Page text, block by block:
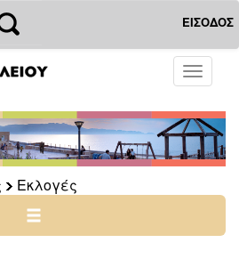
ΕΙΣΟΔΟΣ
Toggle
Εκλογές